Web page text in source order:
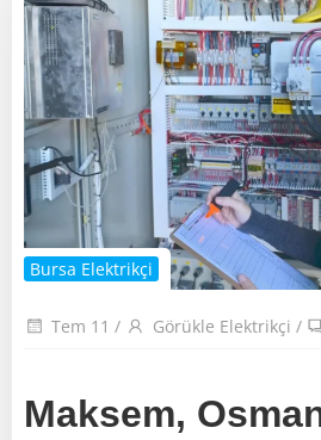
Bursa Elektrikçi
Tem 11 / Görükle Elektrikçi /
Maksem,